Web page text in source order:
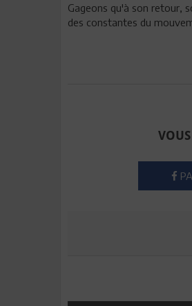
Gageons qu'à son retour,
des constantes du